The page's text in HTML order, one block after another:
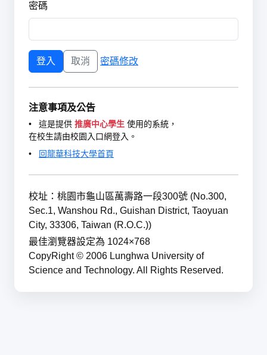
密碼
密碼修改
注意事項及公告
• 這是提供 推廣中心學生 使用的系統，
在校生請由校園入口網登入。
•
回龍華科技大學首頁
校址：桃園市龜山區萬壽路一段300號 (No.300,
Sec.1, Wanshou Rd., Guishan District, Taoyuan
City, 33306, Taiwan (R.O.C.))
最佳瀏覽器設定為 1024×768
CopyRight © 2006 Lunghwa University of
Science and Technology. All Rights Reserved.